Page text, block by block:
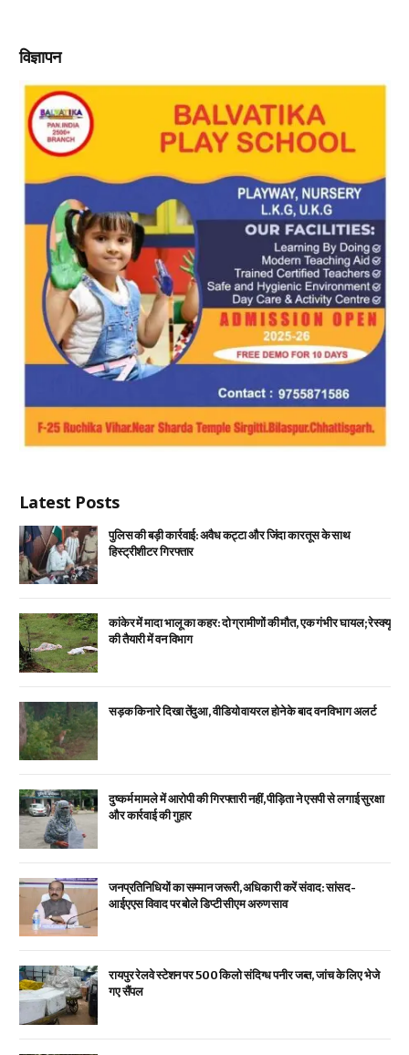
विज्ञापन
Latest Posts
पुलिस की बड़ी कार्रवाई: अवैध कट्टा और जिंदा कारतूस के साथ
हिस्ट्रीशीटर गिरफ्तार
कांकेर में मादा भालू का कहर: दो ग्रामीणों की मौत, एक गंभीर घायल; रेस्क्यू
की तैयारी में वन विभाग
सड़क किनारे दिखा तेंदुआ, वीडियो वायरल होने के बाद वन विभाग अलर्ट
दुष्कर्म मामले में आरोपी की गिरफ्तारी नहीं, पीड़िता ने एसपी से लगाई सुरक्षा
और कार्रवाई की गुहार
जनप्रतिनिधियों का सम्मान जरूरी, अधिकारी करें संवाद: सांसद-
आईएएस विवाद पर बोले डिप्टी सीएम अरुण साव
रायपुर रेलवे स्टेशन पर 500 किलो संदिग्ध पनीर जब्त, जांच के लिए भेजे
गए सैंपल